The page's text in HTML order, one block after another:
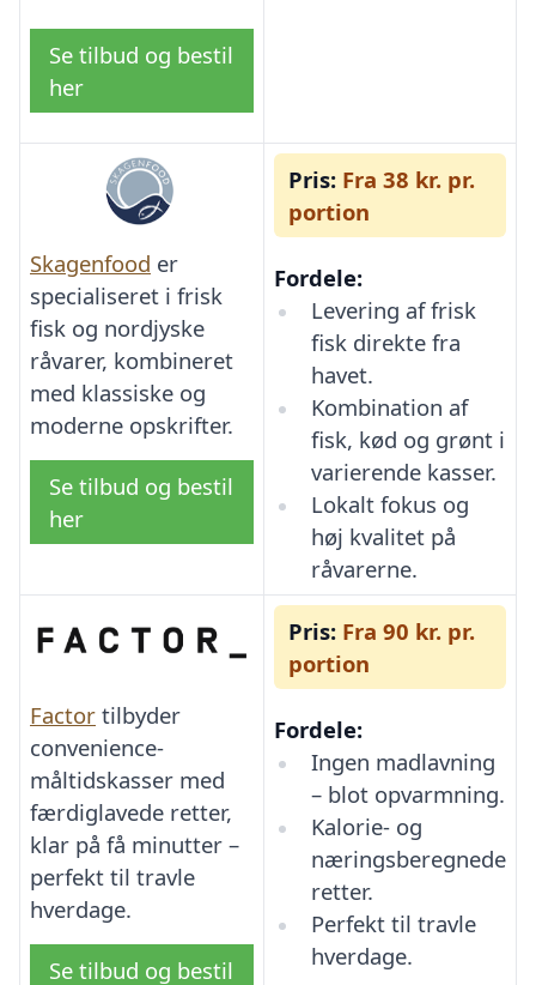
Se tilbud og bestil
her
Skagenfood er
specialiseret i frisk
fisk og nordjyske
råvarer, kombineret
med klassiske og
moderne opskrifter.
Se tilbud og bestil
her
Pris: Fra 38 kr. pr.
portion
Fordele:
Levering af frisk
fisk direkte fra
havet.
Kombination af
fisk, kød og grønt i
varierende kasser.
Lokalt fokus og
høj kvalitet på
råvarerne.
Factor tilbyder
convenience-
måltidskasser med
færdiglavede retter,
klar på få minutter –
perfekt til travle
hverdage.
Se tilbud og bestil
Pris: Fra 90 kr. pr.
portion
Fordele:
Ingen madlavning
– blot opvarmning.
Kalorie- og
næringsberegnede
retter.
Perfekt til travle
hverdage.